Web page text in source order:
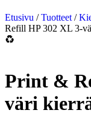
Etusivu /Tuotteet /
Refill HP 302 XL 3-
Print &
väri